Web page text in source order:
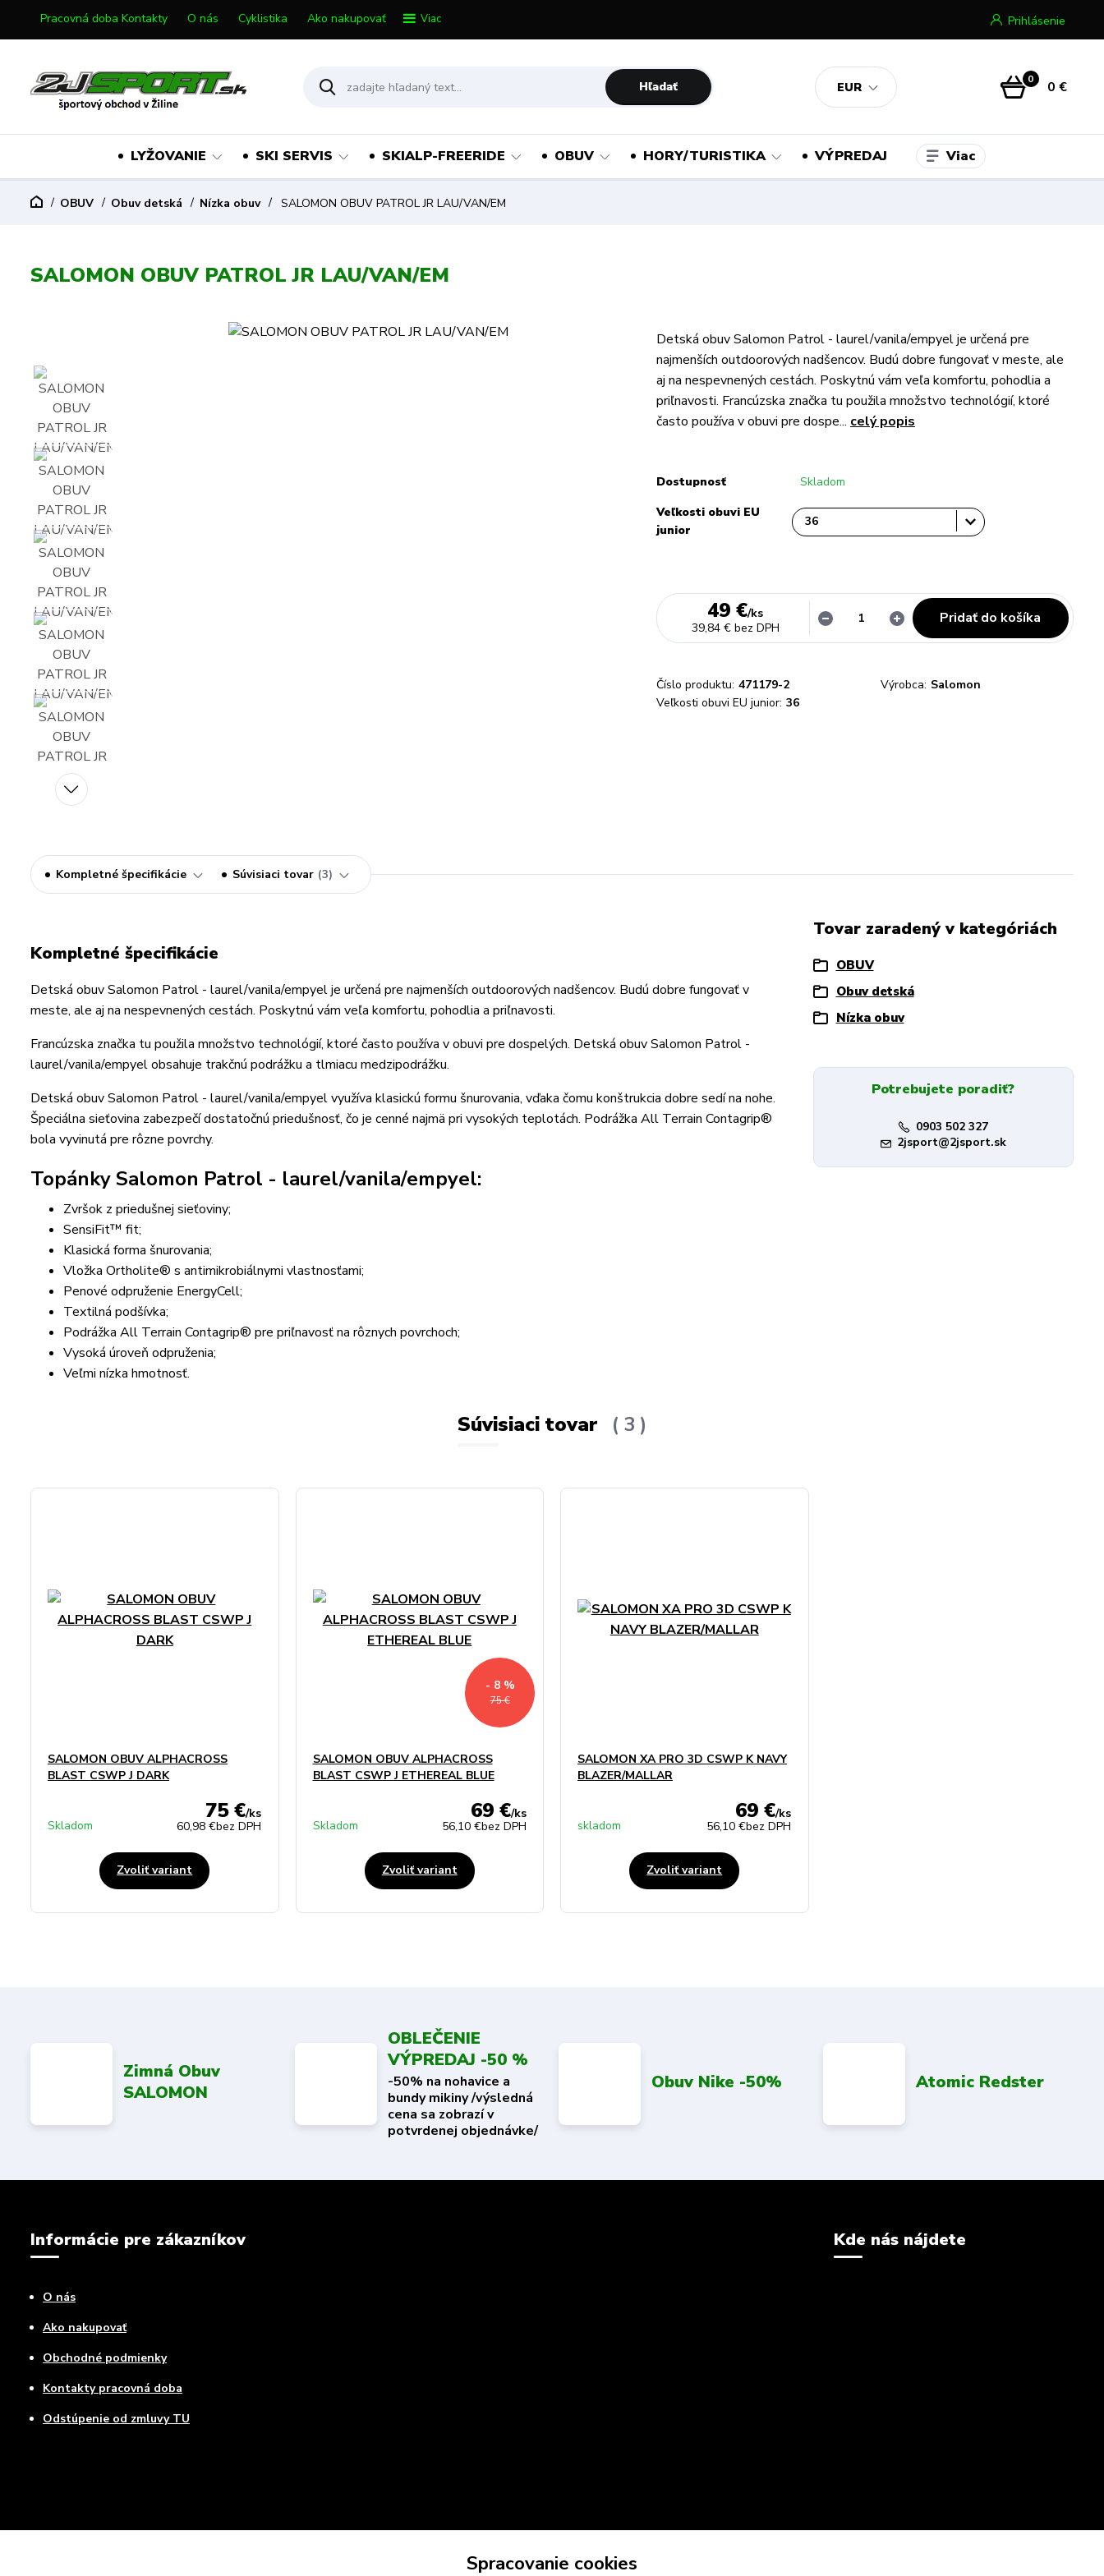
Pracovná doba Kontakty O nás Cyklistika Ako nakupovať Viac
EUR
Prihlásenie
Hľadať 0 0 €
LYŽOVANIE SKI SERVIS SKIALP-FREERIDE OBUV HORY/TURISTIKA VÝPREDAJ Viac
OBUV Obuv detská Nízka obuv SALOMON OBUV PATROL JR LAU/VAN/EM
SALOMON OBUV PATROL JR LAU/VAN/EM
Detská obuv Salomon Patrol - laurel/vanila/empyel je určená pre
najmenších outdoorových nadšencov. Budú dobre fungovať v meste, ale
aj na nespevnených cestách. Poskytnú vám veľa komfortu, pohodlia a
priľnavosti. Francúzska značka tu použila množstvo technológií, ktoré
často používa v obuvi pre dospe... celý popis
Dostupnosť
Skladom
Veľkosti obuvi EU
junior
49 €/ks
39,84 € bez DPH
Pridať do košíka
Číslo produktu: 471179-2 Výrobca: Salomon
Veľkosti obuvi EU junior: 36
Kompletné špecifikácie Súvisiaci tovar 3
Kompletné špecifikácie
Detská obuv Salomon Patrol - laurel/vanila/empyel je určená pre najmenších outdoorových nadšencov. Budú dobre fungovať v
meste, ale aj na nespevnených cestách. Poskytnú vám veľa komfortu, pohodlia a priľnavosti.
Francúzska značka tu použila množstvo technológií, ktoré často používa v obuvi pre dospelých. Detská obuv Salomon Patrol -
laurel/vanila/empyel obsahuje trakčnú podrážku a tlmiacu medzipodrážku.
Detská obuv Salomon Patrol - laurel/vanila/empyel využíva klasickú formu šnurovania, vďaka čomu konštrukcia dobre sedí na nohe.
Špeciálna sieťovina zabezpečí dostatočnú priedušnosť, čo je cenné najmä pri vysokých teplotách. Podrážka All Terrain Contagrip®
bola vyvinutá pre rôzne povrchy.
Topánky Salomon Patrol - laurel/vanila/empyel:
Zvršok z priedušnej sieťoviny;
SensiFit™ fit;
Klasická forma šnurovania;
Vložka Ortholite® s antimikrobiálnymi vlastnosťami;
Penové odpruženie EnergyCell;
Textilná podšívka;
Podrážka All Terrain Contagrip® pre priľnavosť na rôznych povrchoch;
Vysoká úroveň odpruženia;
Veľmi nízka hmotnosť.
Tovar zaradený v kategóriách
OBUV
Obuv detská
Nízka obuv
Potrebujete poradiť?
0903 502 327
2jsport@2jsport.sk
Súvisiaci tovar 3
SALOMON OBUV ALPHACROSS
BLAST CSWP J DARK
75 €/ks
60,98 €bez DPH
Skladom
Zvoliť variant
75 €
- 8 %
SALOMON OBUV ALPHACROSS
BLAST CSWP J ETHEREAL BLUE
69 €/ks
56,10 €bez DPH
Skladom
Zvoliť variant
SALOMON XA PRO 3D CSWP K NAVY
BLAZER/MALLAR
69 €/ks
56,10 €bez DPH
skladom
Zvoliť variant
Zimná Obuv
SALOMON
OBLEČENIE
VÝPREDAJ -50 %
-50% na nohavice a
bundy mikiny /výsledná
cena sa zobrazí v
potvrdenej objednávke/
Obuv Nike -50% Atomic Redster
Informácie pre zákazníkov
O nás
Ako nakupovať
Obchodné podmienky
Kontakty pracovná doba
Odstúpenie od zmluvy TU
Kde nás nájdete
Spracovanie cookies